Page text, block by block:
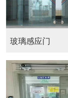
玻璃感应门